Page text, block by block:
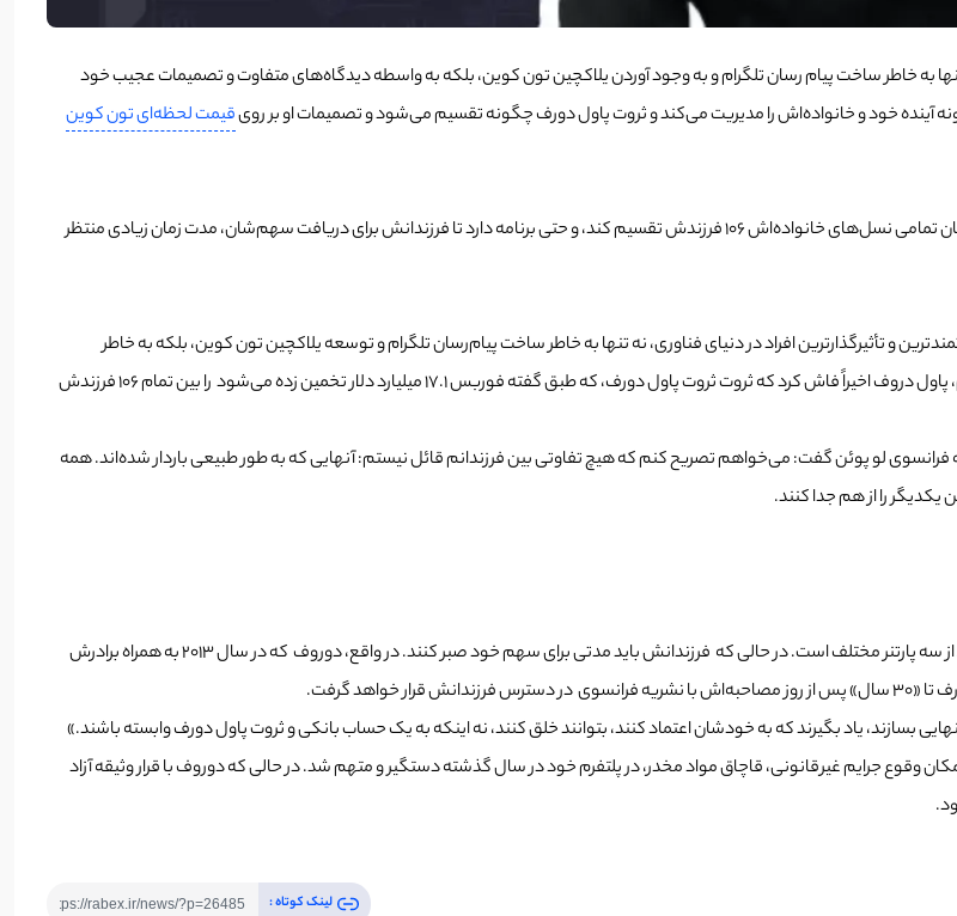
تنها به خاطر ساخت پیام‌ رسان تلگرام و به وجود آوردن یلاکچین تون کوین، بلکه به واسطه دیدگاه‌های متفاوت و تصمیمات عجیب خود
خود و خانواده‌اش را مدیریت می‌کند و ثروت پاول دورف چگونه تقسیم می‌شود و تصمیمات او بر رویقیمت لحظه‌ای تون کوین
پاول دورف در حالی که بیش از ۱۷ میلیارد دلار دارد، می‌خواهد این دارایی هنگفت را عادلانه میان تمامی نسل‌های خانواده‌اش ۱۰۶ فرزندش تقسیم کند، و حتی برنامه دارد تا فرزندانش برای دریافت سهم‌شان، مدت زمان زیادی منتظر
و تأثیرگذارترین افراد در دنیای فناوری، نه تنها به خاطر ساخت پیام‌رسان تلگرام و توسعه یلاکچین تون کوین، بلکه به خاطر
دیدگاه‌های متفاوت و تصمیمات خاص و گاهی عجیب خود شناخته می‌شود بنیانگذار تلگرام، پاول دروف اخیراً فاش کرد که ثروت ثروت پاول دورف، که طبق گفته فوربس ۱۷.۱ میلیارد دلار تخمین زده می‌شود را بین تمام ۱۰۶ فرزندش
دورف منتشر شد، به نشریه فرانسوی لو پوئن گفت: می‌خواهم تصریح کنم که هیچ تفاوتی بین فرزندانم قائل نیستم: آنهایی که به طور طبیعی باردار شده‌اند. همه
را از هم جدا کنند.
در واقع، این غول فناوری روسی توضیح داد که او پدر رسمی شش فرزند از سه پارتنر مختلف است. در حالی که فرزندانش باید مدتی برای سهم خود صبر کنند. در واقع، دوروف که در سال ۲۰۱۳ به همراه برادرش
گرفت.
بسازند، یاد بگیرند که به خودشان اعتماد کنند، بتوانند خلق کنند، نه اینکه به یک حساب بانکی و ثروت پاول دورف وابسته باشند.»
وقوع جرایم غیرقانونی، قاچاق مواد مخدر، در پلتفرم خود در سال گذشته دستگیر و متهم شد. در حالی که دوروف با قرار وثیقه آزاد
لینک کوتاه :